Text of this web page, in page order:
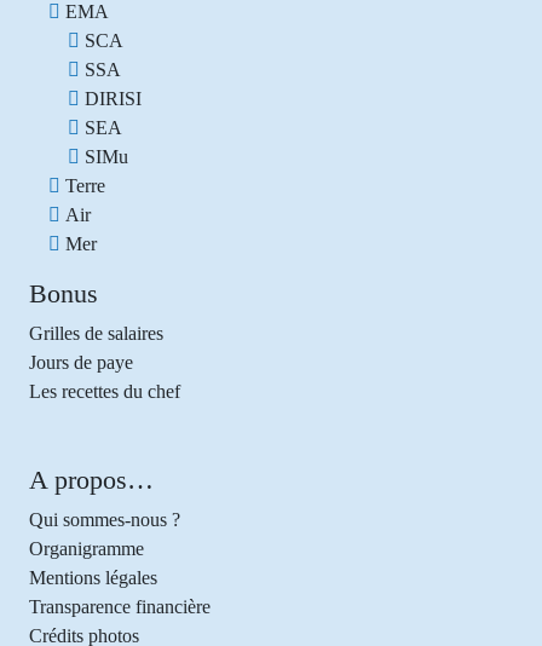
EMA
SCA
SSA
DIRISI
SEA
SIMu
Terre
Air
Mer
Bonus
Grilles de salaires
Jours de paye
Les recettes du chef
A propos…
Qui sommes-nous ?
Organigramme
Mentions légales
Transparence financière
Crédits photos